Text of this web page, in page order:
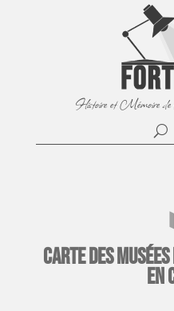
Histoire et Mémoire de
Carte des
en